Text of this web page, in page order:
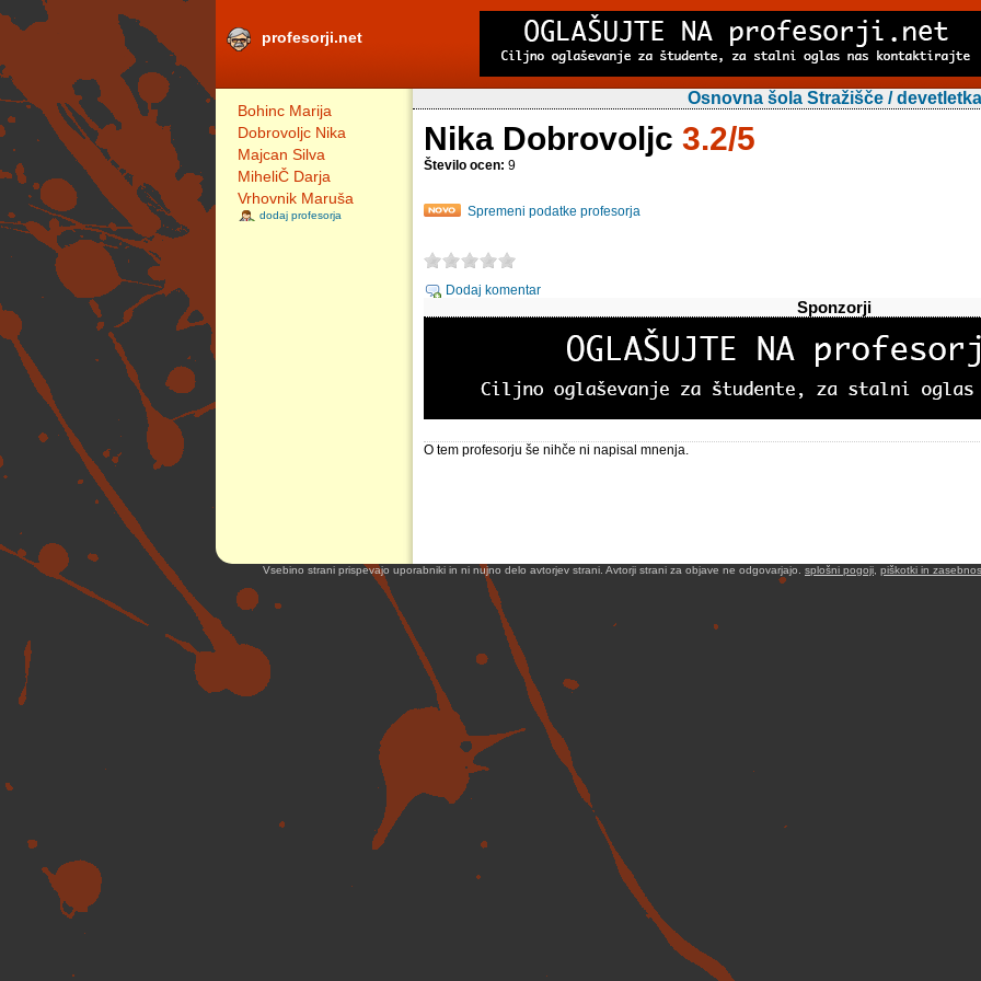
profesorji.net
Bohinc Marija
Dobrovoljc Nika
Majcan Silva
MiheliČ Darja
Vrhovnik Maruša
dodaj profesorja
Osnovna šola Stražišče / devetletka
Nika Dobrovoljc 3.2/5
Število ocen: 9
Spremeni podatke profesorja
Dodaj komentar
Sponzorji
O tem profesorju še nihče ni napisal mnenja.
Vsebino strani prispevajo uporabniki in ni nujno delo avtorjev strani. Avtorji strani za objave ne odgovarjajo. splošni pogoji piškotki in